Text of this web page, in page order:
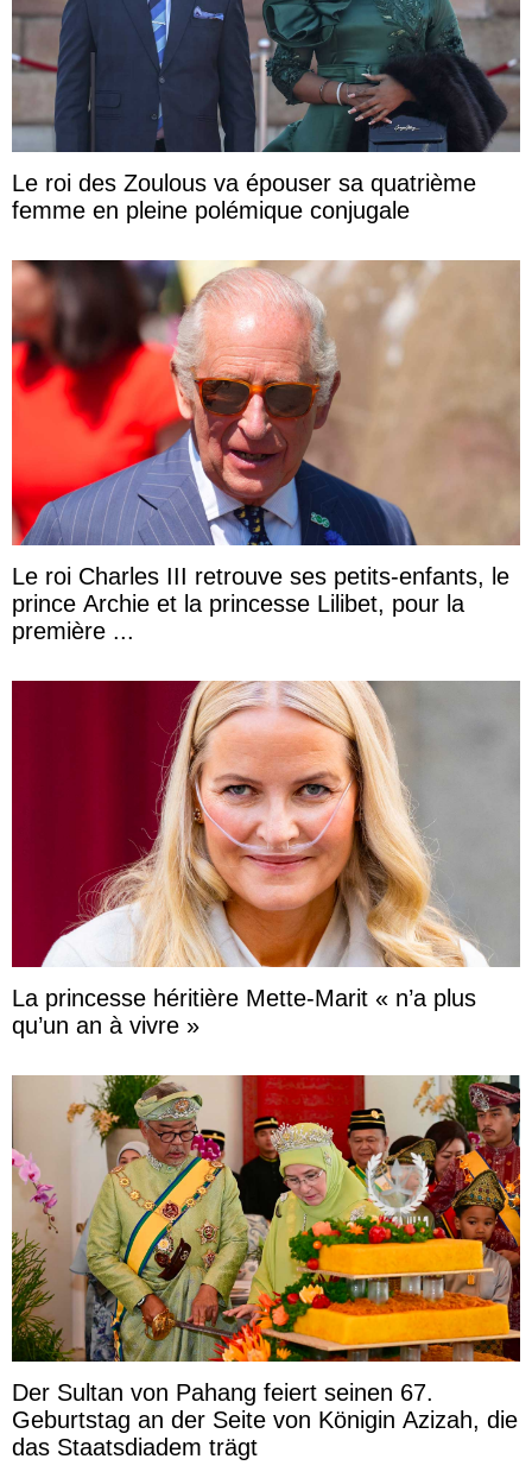
Le roi des Zoulous va épouser sa quatrième
femme en pleine polémique conjugale
Le roi Charles III retrouve ses petits-enfants, le
prince Archie et la princesse Lilibet, pour la
première ...
La princesse héritière Mette-Marit « n’a plus
qu’un an à vivre »
Der Sultan von Pahang feiert seinen 67.
Geburtstag an der Seite von Königin Azizah, die
das Staatsdiadem trägt